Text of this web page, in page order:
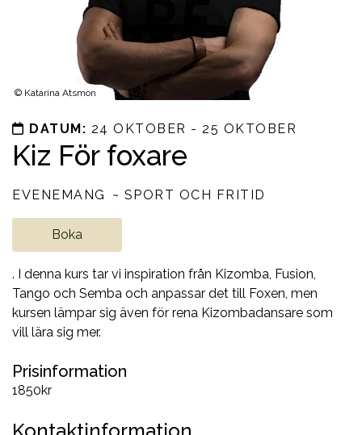
© Katarina Atsmon
DATUM: 24 OKTOBER - 25 OKTOBER
Kiz För foxare
EVENEMANG SPORT OCH FRITID
Boka
. I denna kurs tar vi inspiration från Kizomba, Fusion,
Tango och Semba och anpassar det till Foxen, men
kursen lämpar sig även för rena Kizombadansare som
vill lära sig mer.
Prisinformation
1850kr